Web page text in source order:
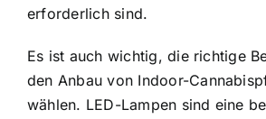
erforderlich sind.
Es ist auch wichtig, die richtige
den Anbau von Indoor-
wählen. LED-Lampen sind eine